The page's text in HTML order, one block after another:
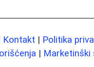
Kontakt | Politika
| Marketinški